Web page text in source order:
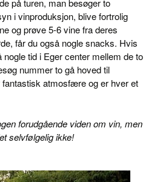
på turen, man besøger to
i vinproduksjon, blive fortrolig
og prøve 5-6 vine fra deres
får du også nogle snacks. Hvis
nogle tid i Eger center mellem de to
nummer to gå hoved til
atmosfære og er hver et
forudgående viden om vin, men
selvfølgelig ikke!